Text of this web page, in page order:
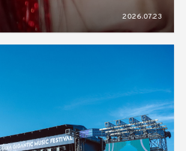
2026.07.23